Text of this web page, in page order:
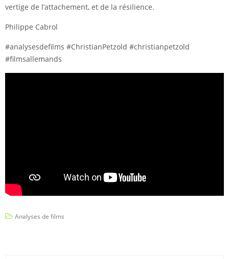
vertige de l’attachement, et de la résilience.
Philippe Cabrol
#analysesdefilms #ChristianPetzold #christianpetzold
#filmsallemands
Analyses de films